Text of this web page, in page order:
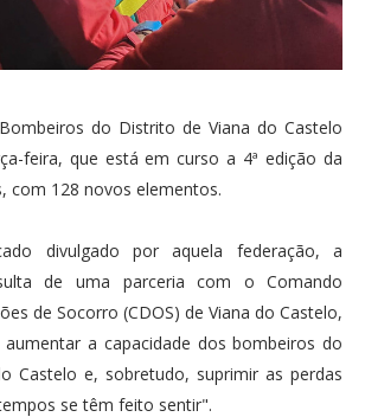
do Distrito de Viana do Castelo
feira, que está em curso a 4ª edição da
com 128 novos elementos.
divulgado por aquela federação, a
de uma parceria com o Comando
de Socorro (CDOS) de Viana do Castelo,
a capacidade dos bombeiros do
Castelo e, sobretudo, suprimir as perdas
se têm feito sentir".